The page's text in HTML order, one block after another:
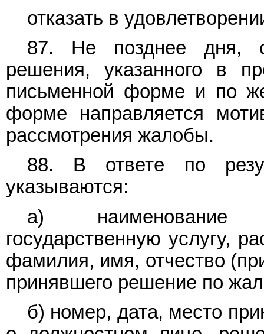
отказать в
87. Не позднее дня,
решения, указанного в
письменной форме и по
форме направляется
рассмотрения жалобы.
88. В ответе по
указываются:
а) наименование
государственную услугу,
фамилия, имя, отчество
принявшего решение по
б) номер, дата, место